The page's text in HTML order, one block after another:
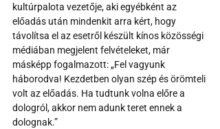
kultúrpalota vezetője, aki egyébként az
előadás után mindenkit arra kért, hogy
távolítsa el az esetről készült kínos közösségi
médiában megjelent felvételeket, már
másképp fogalmazott: „Fel vagyunk
háborodva! Kezdetben olyan szép és örömteli
volt az előadás. Ha tudtunk volna előre a
dologról, akkor nem adunk teret ennek a
dolognak.”